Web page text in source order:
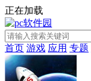
正在加载
首页 游戏 应用 专题